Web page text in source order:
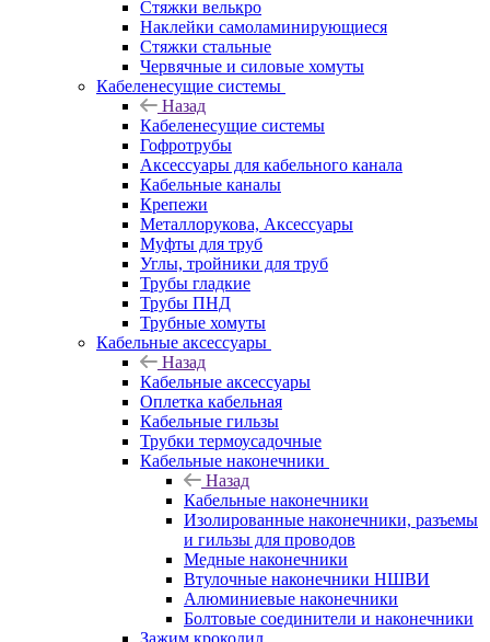
Стяжки велькро
Наклейки самоламинирующиеся
Стяжки стальные
Червячные и силовые хомуты
Кабеленесущие системы
Назад
Кабеленесущие системы
Гофротрубы
Аксессуары для кабельного канала
Кабельные каналы
Крепежи
Металлорукова, Аксессуары
Муфты для труб
Углы, тройники для труб
Трубы гладкие
Трубы ПНД
Трубные хомуты
Кабельные аксессуары
Назад
Кабельные аксессуары
Оплетка кабельная
Кабельные гильзы
Трубки термоусадочные
Кабельные наконечники
Назад
Кабельные наконечники
Изолированные наконечники, разъемы
и гильзы для проводов
Медные наконечники
Втулочные наконечники НШВИ
Алюминиевые наконечники
Болтовые соединители и наконечники
Зажим крокодил